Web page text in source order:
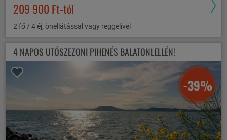
209 900 Ft-tól
2 fő / 4 éj, önellátással vagy reggelivel
4 NAPOS UTÓSZEZONI PIHENÉS BALATONLELLÉN!
-39%